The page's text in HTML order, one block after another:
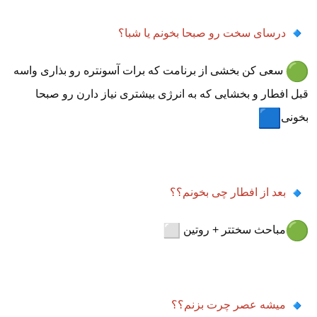
درسای سخت رو صبحا بخونم یا شبا؟
سعی کن بخشی از برنامت که برات آسونتره رو بذاری واسه
قبل افطار و بخشایی که به انرژی‌ بیشتری نیاز دارن رو صبحا
بخونی
بعد از افطار چی بخونم؟؟
مباحث سختتر + روتین
میشه عصر چرت بزنم؟؟